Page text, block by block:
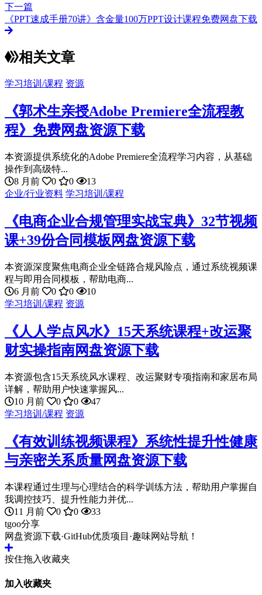
下一篇
《PPT速成手册70讲》含金量100万PPT设计课程免费网盘下载
相关文章
学习培训/课程 资源
《郭术生亲授Adobe Premiere全流程教
程》免费网盘资源下载
本资源提供系统化的Adobe Premiere全流程学习内容，从基础
操作到高级特...
8 月前
0 0
13
企业/行业资料 学习培训/课程
《电商企业合规管理实战宝典》32节视频
课+39份合同模板网盘资源下载
本资源深度聚焦电商企业全链路合规风险点，通过系统视频课
程与即用合同模板，帮助电商...
6 月前
0 0
10
学习培训/课程 资源
《人人学点风水》15天系统课程+改运聚
财实操指南网盘资源下载
本资源包含15天系统风水课程、改运聚财专项指南和家居布局
详解，帮助用户快速掌握风...
10 月前
0 0
47
学习培训/课程 资源
《有效训练视频课程》系统性提升性健康
与亲密关系质量网盘资源下载
本课程通过生理与心理结合的科学训练方法，帮助用户掌握自
我调控技巧、提升性能力并优...
11 月前
0 0
33
tgoo分享
网盘资源下载·GitHub优质项目·趣味网站导航！
按住拖入收藏夹
加入收藏夹